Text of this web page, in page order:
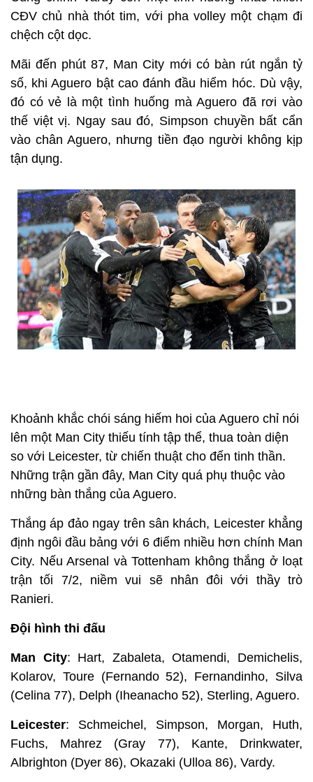
CĐV chủ nhà thót tim, với pha volley một chạm đi
chệch cột dọc.
Mãi đến phút 87, Man City mới có bàn rút ngắn tỷ
số, khi Aguero bật cao đánh đầu hiểm hóc. Dù vậy,
đó có vẻ là một tình huống mà Aguero đã rơi vào
thế việt vị. Ngay sau đó, Simpson chuyền bất cẩn
vào chân Aguero, nhưng tiền đạo người không kịp
tận dụng.
Khoảnh khắc chói sáng hiếm hoi của Aguero chỉ nói
lên một Man City thiếu tính tập thể, thua toàn diện
so với Leicester, từ chiến thuật cho đến tinh thần.
Những trận gần đây, Man City quá phụ thuộc vào
những bàn thắng của Aguero.
Thắng áp đảo ngay trên sân khách, Leicester khẳng
định ngôi đầu bảng với 6 điểm nhiều hơn chính Man
City. Nếu Arsenal và Tottenham không thắng ở loạt
trận tối 7/2, niềm vui sẽ nhân đôi với thầy trò
Ranieri.
Đội hình thi đấu
Man City: Hart, Zabaleta, Otamendi, Demichelis,
Kolarov, Toure (Fernando 52), Fernandinho, Silva
(Celina 77), Delph (Iheanacho 52), Sterling, Aguero.
Leicester: Schmeichel, Simpson, Morgan, Huth,
Fuchs, Mahrez (Gray 77), Kante, Drinkwater,
Albrighton (Dyer 86), Okazaki (Ulloa 86), Vardy.